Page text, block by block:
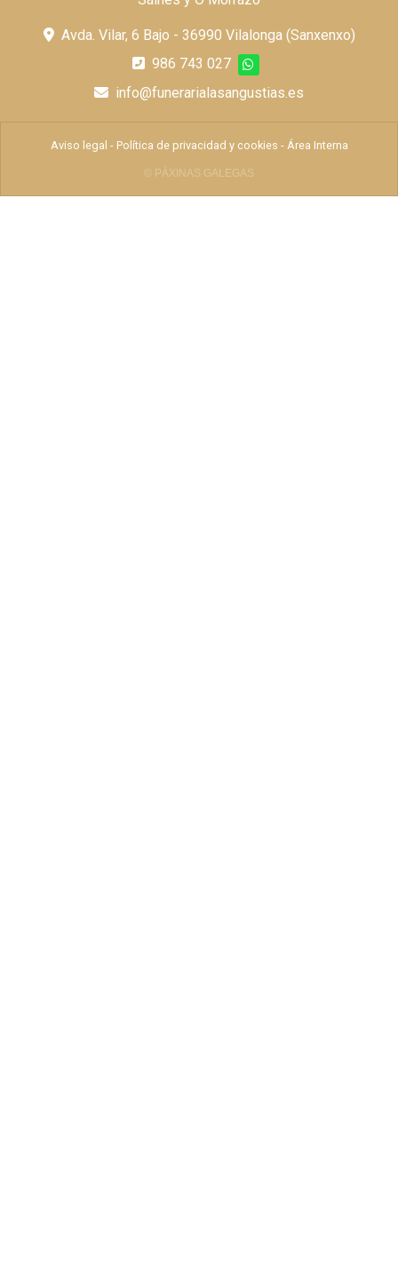
Avda. Vilar, 6 Bajo - 36990 Vilalonga (Sanxenxo)
986 743 027
info@funerarialasangustias.es
Aviso legal - Política de privacidad y cookies - Área Interna
© PÁXINAS GALEGAS